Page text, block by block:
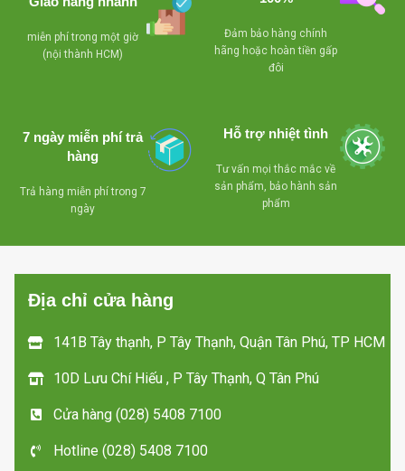
-Miễn phí lắp đặt + 3m
ống đồng + 5m ống
nước ,bảo hành 12
cầu nhé
-Block nguyên zin
chưa qua sửa chữa
-Miễn phí lắp đặt +
ống nước ,bảo
hành 12 tháng bao
đổi trả trong vòng 1
tháng nếu máy
miễn phí trong một giờ
(nội thành HCM)
Đảm bảo hàng chính
hãng hoặc hoàn tiền gấp
đôi
7 ngày miễn phí trả
hàng
Trả hàng miễn phí trong 7
ngày
Hỗ trợ nhiệt tình
Tư vấn mọi thắc mắc về
sản phẩm, bảo hành sản
phẩm
Địa chỉ cửa hàng
141B Tây thạnh, P Tây Thạnh, Quận Tân Phú, TP HCM
10D Lưu Chí Hiếu , P Tây Thạnh, Q Tân Phú
Cửa hàng (028) 5408 7100
Hotline (028) 5408 7100